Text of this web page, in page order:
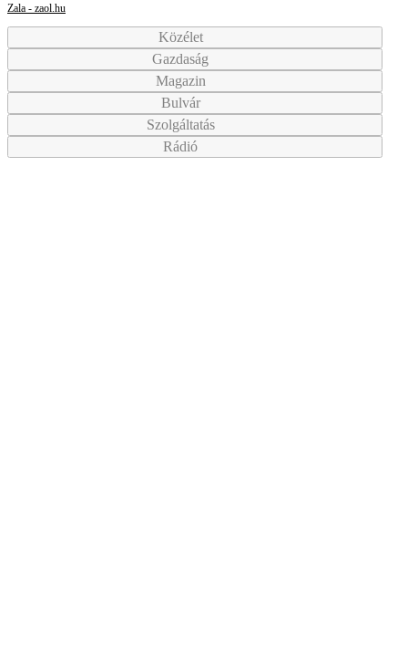
Zala - zaol.hu
Közélet
Gazdaság
Magazin
Bulvár
Szolgáltatás
Rádió